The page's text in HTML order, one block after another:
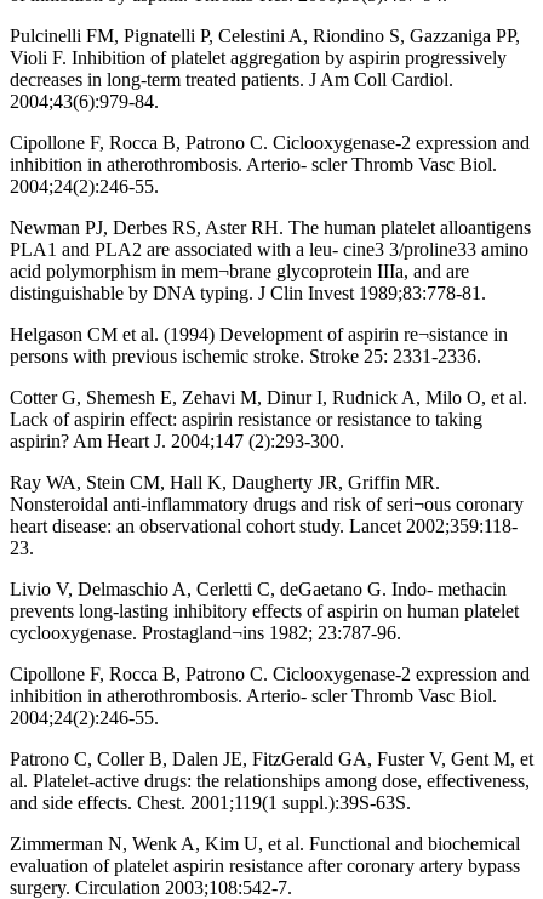
Pulcinelli FM, Pignatelli P, Celestini A, Riondino S, Gazzaniga PP,
Violi F. Inhibition of platelet aggregation by aspirin progressively
decreases in long-term treated patients. J Am Coll Cardiol.
2004;43(6):979-84.
Cipollone F, Rocca B, Patrono C. Ciclooxygenase-2 expression and
inhibition in atherothrombosis. Arterio- scler Thromb Vasc Biol.
2004;24(2):246-55.
Newman PJ, Derbes RS, Aster RH. The human platelet alloantigens
PLA1 and PLA2 are associated with a leu- cine3 3/proline33 amino
acid polymorphism in mem¬brane glycoprotein IIIa, and are
distinguishable by DNA typing. J Clin Invest 1989;83:778-81.
Helgason CM et al. (1994) Development of aspirin re¬sistance in
persons with previous ischemic stroke. Stroke 25: 2331-2336.
Cotter G, Shemesh E, Zehavi M, Dinur I, Rudnick A, Milo O, et al.
Lack of aspirin effect: aspirin resistance or resistance to taking
aspirin? Am Heart J. 2004;147 (2):293-300.
Ray WA, Stein CM, Hall K, Daugherty JR, Griffin MR.
Nonsteroidal anti-inflammatory drugs and risk of seri¬ous coronary
heart disease: an observational cohort study. Lancet 2002;359:118-
23.
Livio V, Delmaschio A, Cerletti C, deGaetano G. Indo- methacin
prevents long-lasting inhibitory effects of aspirin on human platelet
cyclooxygenase. Prostagland¬ins 1982; 23:787-96.
Cipollone F, Rocca B, Patrono C. Ciclooxygenase-2 expression and
inhibition in atherothrombosis. Arterio- scler Thromb Vasc Biol.
2004;24(2):246-55.
Patrono C, Coller B, Dalen JE, FitzGerald GA, Fuster V, Gent M, et
al. Platelet-active drugs: the relationships among dose, effectiveness,
and side effects. Chest. 2001;119(1 suppl.):39S-63S.
Zimmerman N, Wenk A, Kim U, et al. Functional and biochemical
evaluation of platelet aspirin resistance after coronary artery bypass
surgery. Circulation 2003;108:542-7.